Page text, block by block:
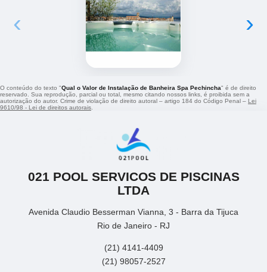
‹ ›
O conteúdo do texto "Qual o Valor de Instalação de Banheira Spa Pechincha" é de direito
reservado. Sua reprodução, parcial ou total, mesmo citando nossos links, é proibida sem a
autorização do autor. Crime de violação de direito autoral – artigo 184 do Código Penal – Lei
9610/98 - Lei de direitos autorais.
021 POOL SERVICOS DE PISCINAS
LTDA
Avenida Claudio Besserman Vianna, 3 - Barra da Tijuca
Rio de Janeiro - RJ
(21) 4141-4409
(21) 98057-2527